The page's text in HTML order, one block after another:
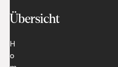
Übersicht
H
o